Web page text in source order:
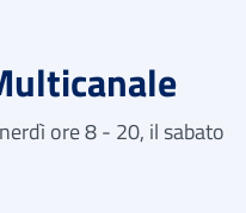
ore 8 - 20, il sabato